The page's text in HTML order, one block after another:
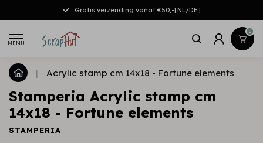
Gratis verzending vanaf €50,-[NL/DE]
MENU
0
| Acrylic stamp cm 14x18 - Fortune elements
Stamperia Acrylic stamp cm
14x18 - Fortune elements
STAMPERIA